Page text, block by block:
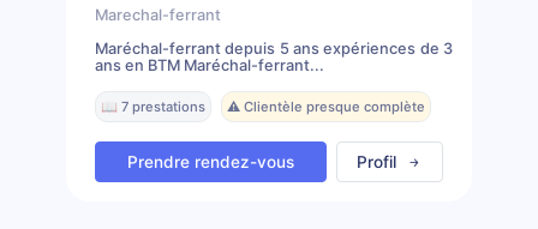
Marechal-ferrant
Maréchal-ferrant depuis 5 ans expériences de 3
ans en BTM Maréchal-ferrant...
📖 7 prestations ⚠️ Clientèle presque complète
Prendre rendez-vous Profil